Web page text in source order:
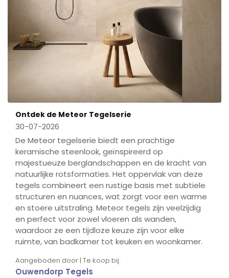
Ontdek de Meteor Tegelserie
30-07-2026
De Meteor tegelserie biedt een prachtige
keramische steenlook, geïnspireerd op
majestueuze berglandschappen en de kracht van
natuurlijke rotsformaties. Het oppervlak van deze
tegels combineert een rustige basis met subtiele
structuren en nuances, wat zorgt voor een warme
en stoere uitstraling. Meteor tegels zijn veelzijdig
en perfect voor zowel vloeren als wanden,
waardoor ze een tijdloze keuze zijn voor elke
ruimte, van badkamer tot keuken en woonkamer.
Aangeboden door | Te koop bij:
Ouwendorp Tegels